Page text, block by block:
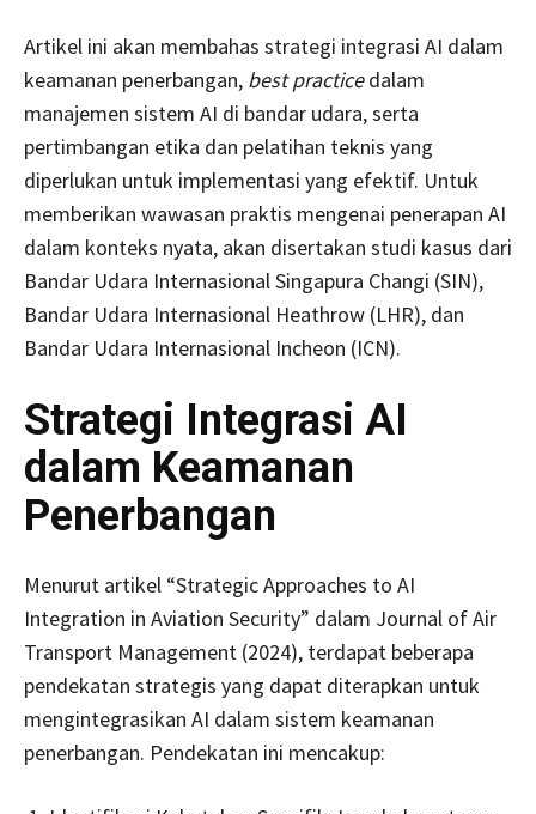
Artikel ini akan membahas strategi integrasi AI dalam
keamanan penerbangan, best practicedalam
manajemen sistem AI di bandar udara, serta
pertimbangan etika dan pelatihan teknis yang
diperlukan untuk implementasi yang efektif. Untuk
memberikan wawasan praktis mengenai penerapan AI
dalam konteks nyata, akan disertakan studi kasus dari
Bandar Udara Internasional Singapura Changi (SIN),
Bandar Udara Internasional Heathrow (LHR), dan
Bandar Udara Internasional Incheon (ICN).
Strategi Integrasi AI
dalam Keamanan
Penerbangan
Menurut artikel “Strategic Approaches to AI
Integration in Aviation Security” dalam Journal of Air
Transport Management (2024), terdapat beberapa
pendekatan strategis yang dapat diterapkan untuk
mengintegrasikan AI dalam sistem keamanan
penerbangan. Pendekatan ini mencakup: